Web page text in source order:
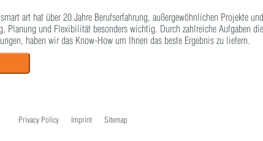
art hat über 20 Jahre Berufserfahrung, außergewöhnlichen Projekte
Planung und Flexibilität besonders wichtig. Durch zahlreiche Aufgaben
haben wir das Know-How um Ihnen das beste Ergebnis zu liefern.
Privacy Policy Imprint Sitemap